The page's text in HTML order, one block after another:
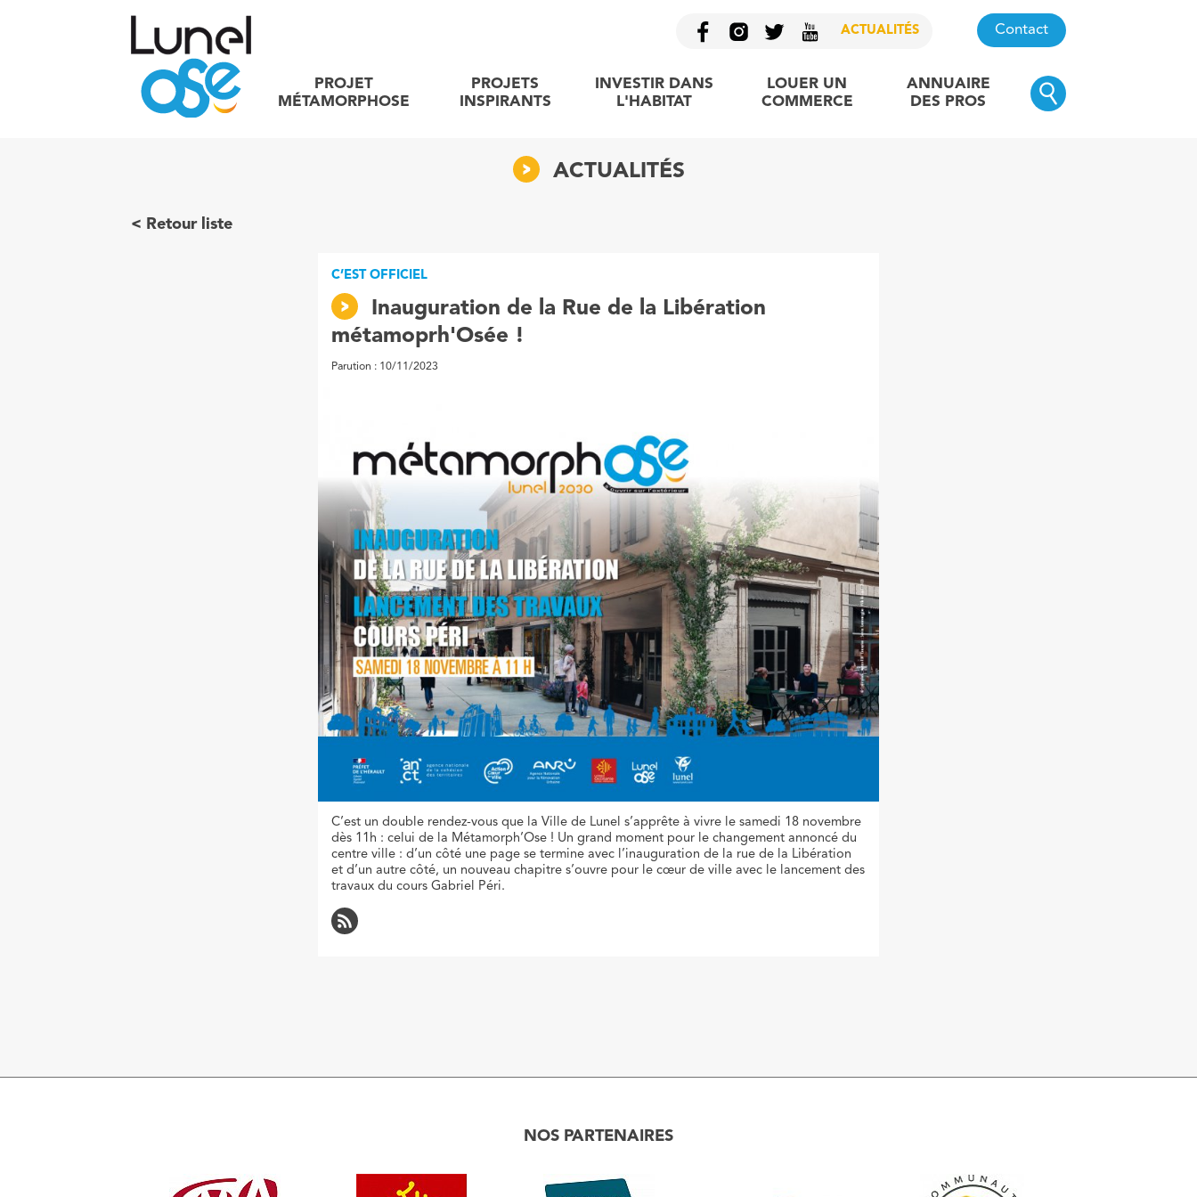
ACTUALITÉS
PROJET
MÉTAMORPHOSE
PROJETS
INSPIRANTS
INVESTIR DANS
L'HABITAT
LOUER UN
COMMERCE
ANNUAIRE
DES PROS
Contact
ACTUALITÉS
Retour liste
Inauguration de la Rue de la Libération
métamoprh'Osée !
C’EST OFFICIEL
Parution : 10/11/2023
C’est un double rendez-vous que la Ville de Lunel s’apprête à vivre le samedi 18 novembre
dès 11h : celui de la Métamorph’Ose ! Un grand moment pour le changement annoncé du
centre ville : d’un côté une page se termine avec l’inauguration de la rue de la Libération
et d’un autre côté, un nouveau chapitre s’ouvre pour le cœur de ville avec le lancement des
travaux du cours Gabriel Péri.
NOS PARTENAIRES